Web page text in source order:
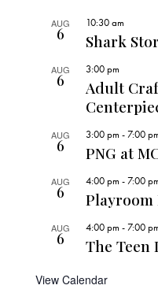
AUG
6
10:30 am
Shark
AUG
6
3:00 pm
Adult
AUG
6
3:00 pm -7:00
PNG at
AUG
6
4:00 pm -7:00
Playroom
AUG
6
4:00 pm -7:00
The Teen
View Calendar